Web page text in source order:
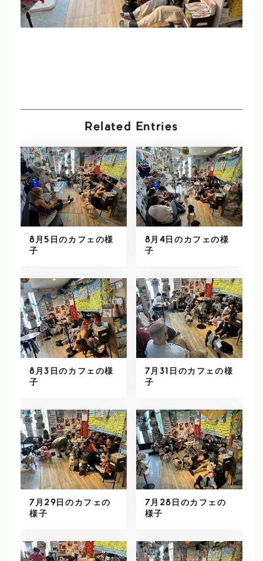
Related Entries
8月5日のカフェの様
子
8月4日のカフェの様
子
8月3日のカフェの様
子
7月31日のカフェの様
子
7月29日のカフェの
様子
7月28日のカフェの
様子